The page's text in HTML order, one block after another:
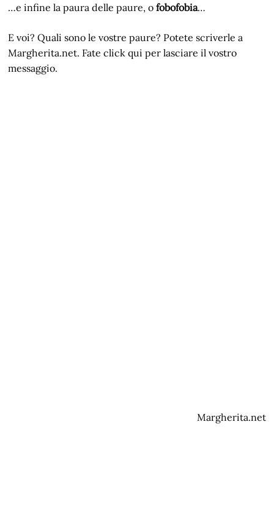
…e infine la paura delle paure, ofobofobia…
E voi? Quali sono le vostre paure? Potete scriverle a
Margherita.net. Fate click qui per lasciare il vostro
messaggio.
Margherita.net